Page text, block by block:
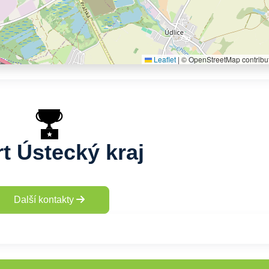
Leaflet | © OpenStreetMap
Ústecký kraj
Další kontakty